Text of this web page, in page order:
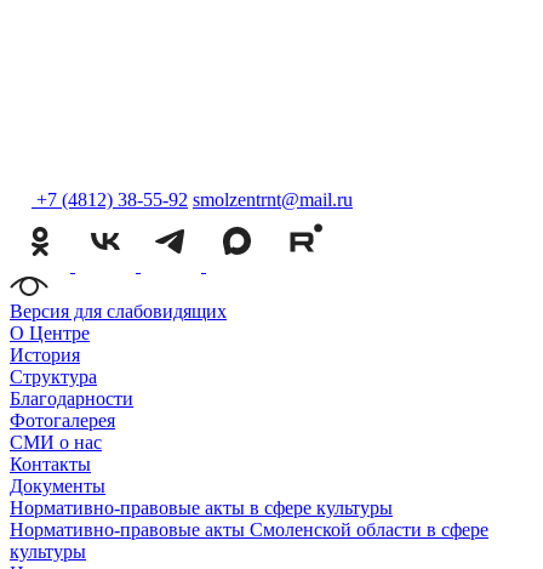
+7 (4812) 38-55-92 smolzentrnt@mail.ru
Версия для слабовидящих
О Центре
История
Структура
Благодарности
Фотогалерея
СМИ о нас
Контакты
Документы
Нормативно-правовые акты в сфере культуры
Нормативно-правовые акты Смоленской области в сфере
культуры